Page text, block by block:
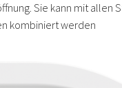
Sie kann mit allen
kombiniert werden